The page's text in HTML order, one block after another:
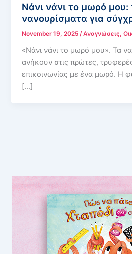
Νάνι νάνι το μωρό
νανουρίσματα για
November 19, 2025/Αναγνώσεις,
«Νάνι νάνι το μωρό μου». Τα
ανήκουν στις πρώτες,
επικοινωνίας με ένα μωρό. Η
[…]